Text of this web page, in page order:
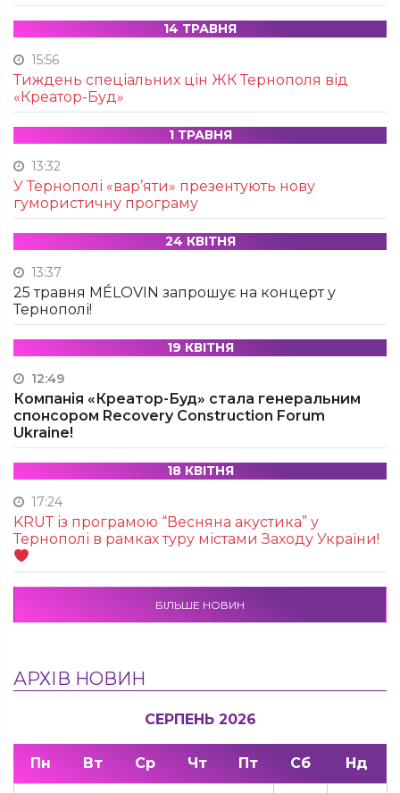
14 ТРАВНЯ
15:56
Тиждень спеціальних цін ЖК Тернополя від
«Креатор-Буд»
1 ТРАВНЯ
13:32
У Тернополі «вар’яти» презентують нову
гумористичну програму
24 КВІТНЯ
13:37
25 травня MÉLOVIN запрошує на концерт у
Тернополі!
19 КВІТНЯ
12:49
Компанія «Креатор-Буд» стала генеральним
спонсором Recovery Construction Forum
Ukraine!
18 КВІТНЯ
17:24
KRUТ із програмою “Весняна акустика” у
Тернополі в рамках туру містами Заходу України!
БІЛЬШЕ НОВИН
АРХІВ НОВИН
СЕРПЕНЬ 2026
Пн Вт Ср Чт Пт Сб Нд